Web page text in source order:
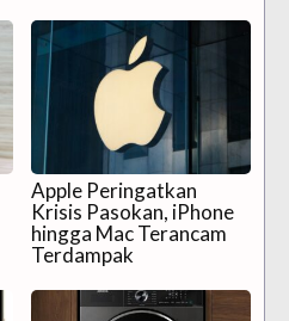
Apple Peringatkan
Krisis Pasokan, iPhone
hingga Mac Terancam
Terdampak